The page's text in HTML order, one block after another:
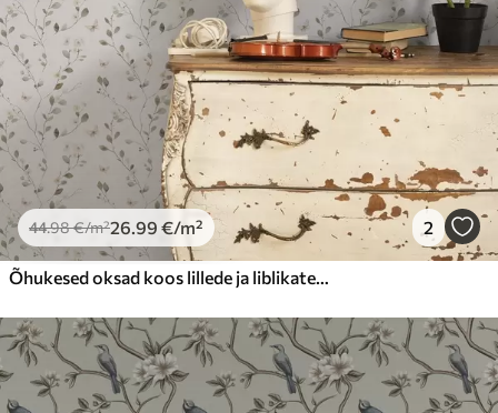
44.98€/m²26.99 €/m² 2
Õhukesed oksad koos lillede ja liblikatega valgel taustal